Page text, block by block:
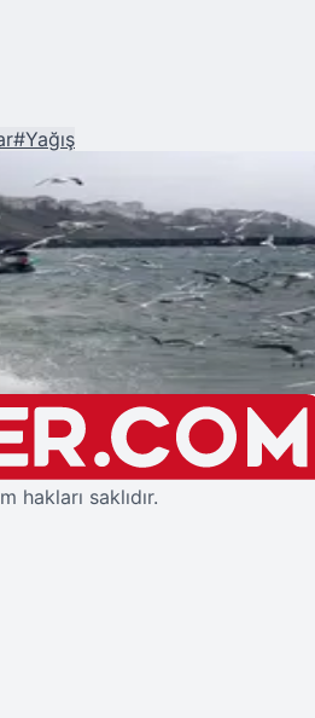
#Yağış
Geliyor
hakları saklıdır.